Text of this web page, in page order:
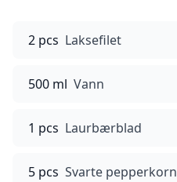
2 pcs Laksefilet
500 ml Vann
1 pcs Laurbærblad
5 pcs Svarte pepperkorn